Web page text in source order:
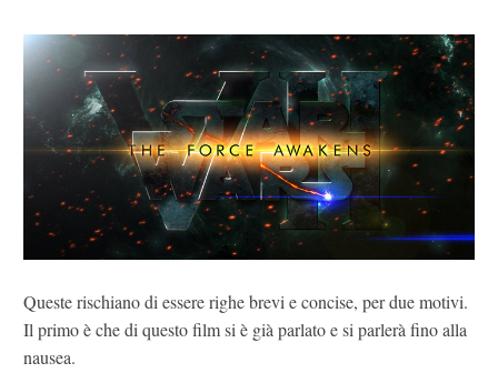
Queste rischiano di essere righe brevi e concise, per due motivi.
Il primo è che di questo film si è già parlato e si parlerà fino alla
nausea.